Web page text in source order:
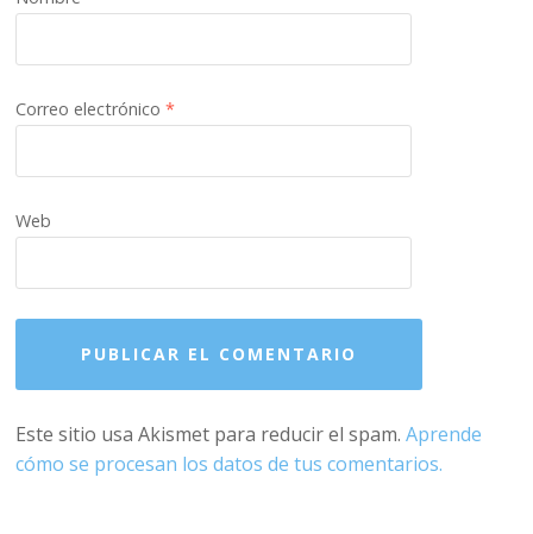
Correo electrónico*
Web
Este sitio usa Akismet para reducir el spam.Aprende
cómo se procesan los datos de tus comentarios.